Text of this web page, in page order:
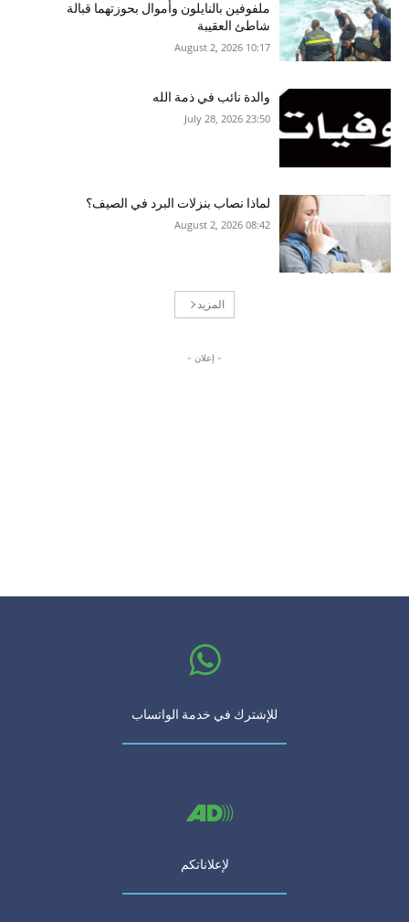
ملفوفين بالنايلون وأموال بحوزتهما قبالة
شاطئ العقيبة
10:17 2026 ,August 2
والدة نائب في ذمة الله
23:50 2026 ,July 28
لماذا نصاب بنزلات البرد في الصيف؟
08:42 2026 ,August 2
المزيد
- إعلان -
للإشترك في خدمة الواتساب
لإعلاناتكم